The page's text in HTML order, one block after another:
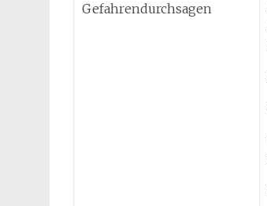
Gefahrendurchsagen